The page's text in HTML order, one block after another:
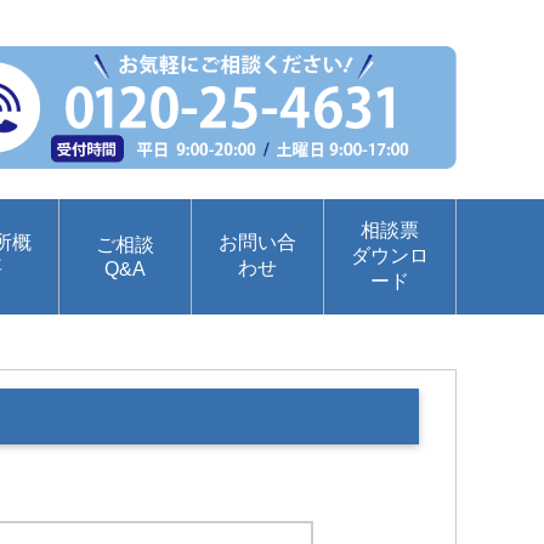
概
ご相談
Q&A
お問い合
わせ
相談票
ダウンロ
ード